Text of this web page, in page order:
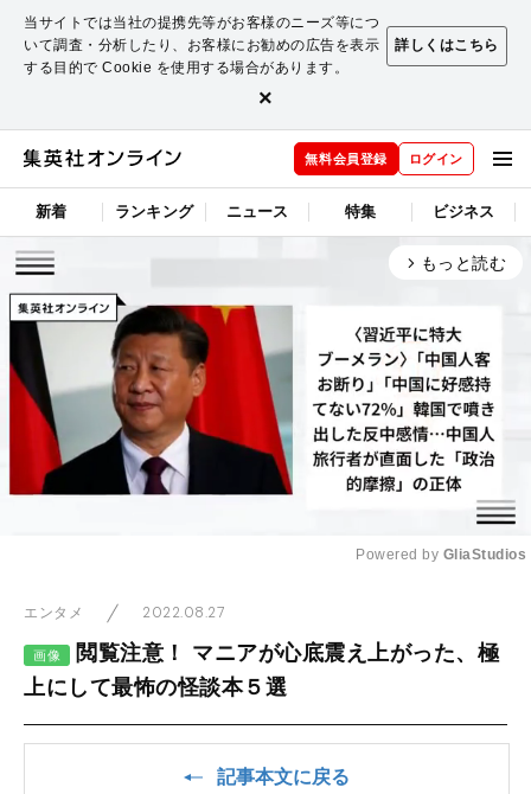
当サイトでは当社の提携先等がお客様のニーズ等につ
いて調査・分析したり、お客様にお勧めの広告を表示
する目的で Cookie を使用する場合があります。
詳しくはこちら
×
無料会員登録 ログイン
新着 ランキング ニュース 特集 ビジネス
arrow_forward_ios もっと読む
Powered by GliaStudios
エンタメ 2022.08.27
画像
閲覧注意！ マニアが心底震え上がった、極
上にして最怖の怪談本５選
記事本文に戻る